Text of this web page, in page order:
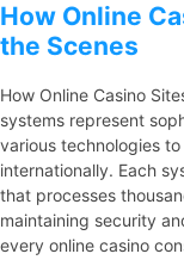
How Online
the Scenes
How Online Casino
systems represent
various technologies
internationally. Each
that processes
maintaining security
every online casino